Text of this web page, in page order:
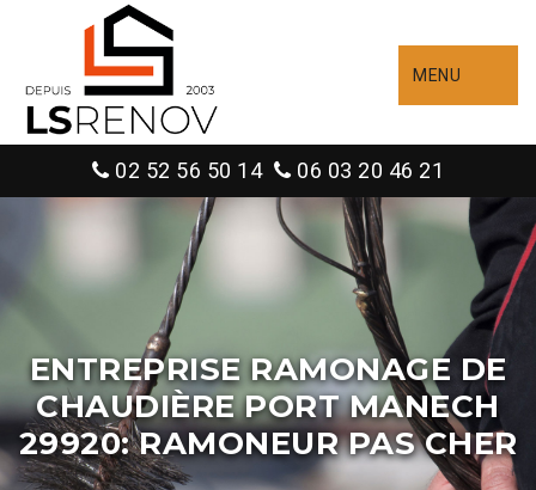
MENU
02 52 56 50 14 06 03 20 46 21
ENTREPRISE RAMONAGE DE
CHAUDIÈRE PORT MANECH
29920: RAMONEUR PAS CHER